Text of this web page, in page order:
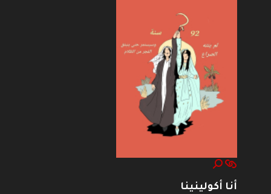
أنا أكولينينا